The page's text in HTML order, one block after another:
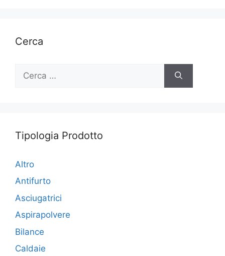
Cerca
per:
Tipologia Prodotto
Altro
Antifurto
Asciugatrici
Aspirapolvere
Bilance
Caldaie